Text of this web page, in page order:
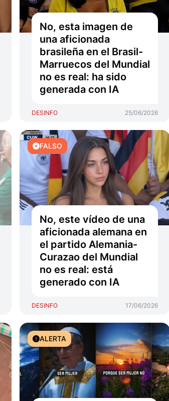
No, esta imagen de
una aficionada
brasileña en el Brasil-
Marruecos del Mundial
no es real: ha sido
generada con IA
DESINFO 25/06/2026
FALSO
No, este vídeo de una
aficionada alemana en
el partido Alemania-
Curazao del Mundial
no es real: está
generado con IA
DESINFO 17/06/2026
ALERTA